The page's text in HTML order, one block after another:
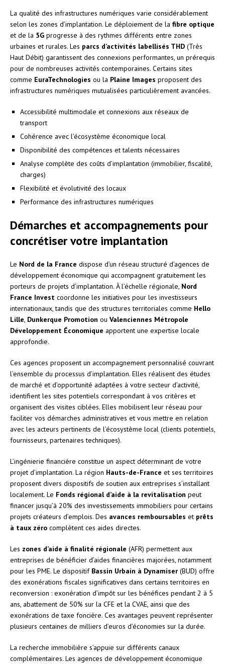
La qualité des infrastructures numériques varie considérablement
selon les zones d’implantation. Le déploiement de la fibre optique
et de la 5G progresse à des rythmes différents entre zones
urbaines et rurales. Les parcs d’activités labellisés THD (Très
Haut Débit) garantissent des connexions performantes, un prérequis
pour de nombreuses activités contemporaines. Certains sites
comme EuraTechnologies ou la Plaine Images proposent des
infrastructures numériques mutualisées particulièrement avancées.
Accessibilité multimodale et connexions aux réseaux de
transport
Cohérence avec l’écosystème économique local
Disponibilité des compétences et talents nécessaires
Analyse complète des coûts d’implantation (immobilier, fiscalité,
charges)
Flexibilité et évolutivité des locaux
Performance des infrastructures numériques
Démarches et accompagnements pour
concrétiser votre implantation
Le Nord de la France dispose d’un réseau structuré d’agences de
développement économique qui accompagnent gratuitement les
porteurs de projets d’implantation. À l’échelle régionale, Nord
France Invest coordonne les initiatives pour les investisseurs
internationaux, tandis que des structures territoriales comme Hello
Lille Dunkerque Promotion ou Valenciennes Métropole
Développement Économique apportent une expertise locale
approfondie.
Ces agences proposent un accompagnement personnalisé couvrant
l’ensemble du processus d’implantation. Elles réalisent des études
de marché et d’opportunité adaptées à votre secteur d’activité,
identifient les sites potentiels correspondant à vos critères et
organisent des visites ciblées. Elles mobilisent leur réseau pour
faciliter vos démarches administratives et vous mettre en relation
avec les acteurs pertinents de l’écosystème local (clients potentiels,
fournisseurs, partenaires techniques).
L’ingénierie financière constitue un aspect déterminant de votre
projet d’implantation. La région Hauts-de-France et ses territoires
proposent divers dispositifs de soutien aux entreprises s’installant
localement. Le Fonds régional d’aide à la revitalisation peut
financer jusqu’à 20% des investissements immobiliers pour certains
projets créateurs d’emplois. Des avances remboursables et prêts
à taux zéro complètent ces aides directes.
Les zones d’aide à finalité régionale (AFR) permettent aux
entreprises de bénéficier d’aides financières majorées, notamment
pour les PME. Le dispositif Bassin Urbain à Dynamiser (BUD) offre
des exonérations fiscales significatives dans certains territoires en
reconversion : exonération d’impôt sur les bénéfices pendant 2 à 5
ans, abattement de 50% sur la CFE et la CVAE, ainsi que des
exonérations de taxe foncière. Ces avantages peuvent représenter
plusieurs centaines de milliers d’euros d’économies sur la durée.
La recherche immobilière s’appuie sur différents canaux
complémentaires. Les agences de développement économique